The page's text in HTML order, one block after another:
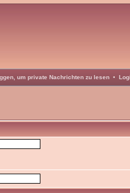
um private Nachrichten zu lesen •